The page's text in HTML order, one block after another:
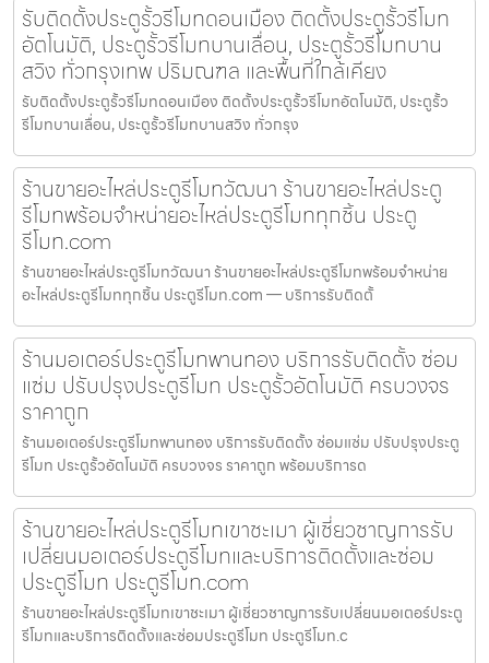
รับติดตั้งประตูรั้วรีโมทดอนเมือง ติดตั้งประตูรั้วรีโมท
อัตโนมัติ, ประตูรั้วรีโมทบานเลื่อน, ประตูรั้วรีโมทบาน
สวิง ทั่วกรุงเทพ ปริมณฑล และพื้นที่ใกล้เคียง
รับติดตั้งประตูรั้วรีโมทดอนเมือง ติดตั้งประตูรั้วรีโมทอัตโนมัติ, ประตูรั้ว
รีโมทบานเลื่อน, ประตูรั้วรีโมทบานสวิง ทั่วกรุง
ร้านขายอะไหล่ประตูรีโมทวัฒนา ร้านขายอะไหล่ประตู
รีโมทพร้อมจำหน่ายอะไหล่ประตูรีโมททุกชิ้น ประตู
รีโมท.com
ร้านขายอะไหล่ประตูรีโมทวัฒนา ร้านขายอะไหล่ประตูรีโมทพร้อมจำหน่าย
อะไหล่ประตูรีโมททุกชิ้น ประตูรีโมท.com — บริการรับติดตั้
ร้านมอเตอร์ประตูรีโมทพานทอง บริการรับติดตั้ง ซ่อม
แซ่ม ปรับปรุงประตูรีโมท ประตูรั้วอัตโนมัติ ครบวงจร
ราคาถูก
ร้านมอเตอร์ประตูรีโมทพานทอง บริการรับติดตั้ง ซ่อมแซ่ม ปรับปรุงประตู
รีโมท ประตูรั้วอัตโนมัติ ครบวงจร ราคาถูก พร้อมบริการด
ร้านขายอะไหล่ประตูรีโมทเขาชะเมา ผู้เชี่ยวชาญการรับ
เปลี่ยนมอเตอร์ประตูรีโมทและบริการติดตั้งและซ่อม
ประตูรีโมท ประตูรีโมท.com
ร้านขายอะไหล่ประตูรีโมทเขาชะเมา ผู้เชี่ยวชาญการรับเปลี่ยนมอเตอร์ประตู
รีโมทและบริการติดตั้งและซ่อมประตูรีโมท ประตูรีโมท.c